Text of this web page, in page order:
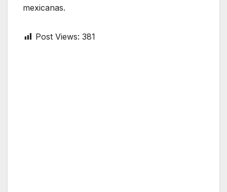
mexicanas.
Post Views: 381